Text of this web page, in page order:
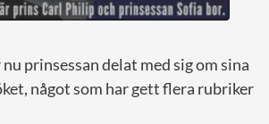
prinsessan delat med sig om sina
något som har gett flera rubriker